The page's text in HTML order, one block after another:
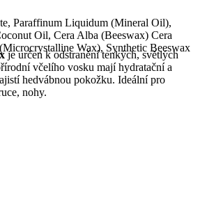
Paraffinum Liquidum (Mineral Oil),
Oil, Cera Alba (Beeswax) Cera
Wax), Synthetic Beeswax
je určen k odstranění tenkých, světlých
včelího vosku mají hydratační a
hedvábnou pokožku. Ideální pro
nohy.